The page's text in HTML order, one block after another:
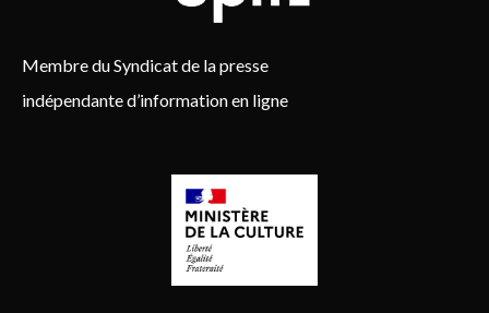
Membre du Syndicat de la presse
indépendante d’information en ligne